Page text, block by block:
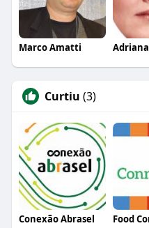
Marco Amatti
Curtiu (3)
Conexão Abrasel Food